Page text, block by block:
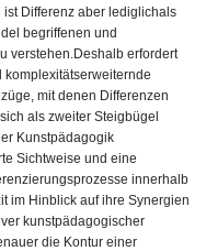
Differenz aber lediglichals
begriffenen und
verstehen.Deshalb erfordert
komplexitätserweiternde
mit denen Differenzen
als zweiter Steigbügel
Kunstpädagogik
Sichtweise und eine
innerhalb
im Hinblick auf ihre Synergien
kunstpädagogischer
die Kontur einer